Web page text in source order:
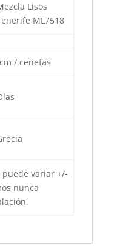
Lisos
ML7518
/ cenefas
variar +/-
nunca